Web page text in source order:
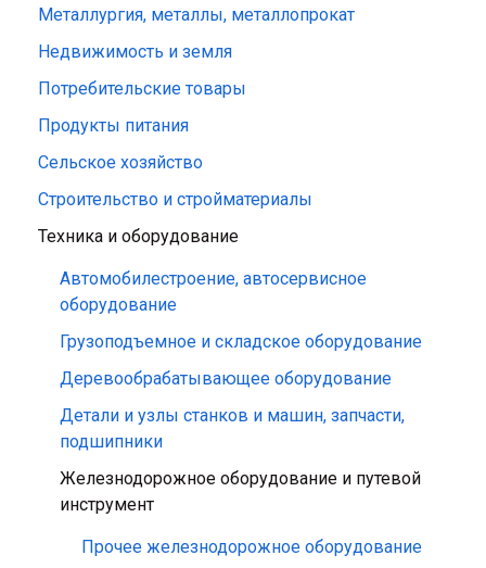
Металлургия, металлы, металлопрокат
Недвижимость и земля
Потребительские товары
Продукты питания
Сельское хозяйство
Строительство и стройматериалы
Техника и оборудование
Автомобилестроение, автосервисное
оборудование
Грузоподъемное и складское оборудование
Деревообрабатывающее оборудование
Детали и узлы станков и машин, запчасти,
подшипники
Железнодорожное оборудование и путевой
инструмент
Прочее железнодорожное оборудование